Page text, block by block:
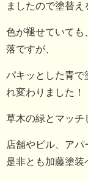
ましたので塗替え
色が褪せていても
落ですが、
パキッとした青で
れ変わりました！
草木の緑とマッチ
店舗やビル、ア
是非とも加藤塗